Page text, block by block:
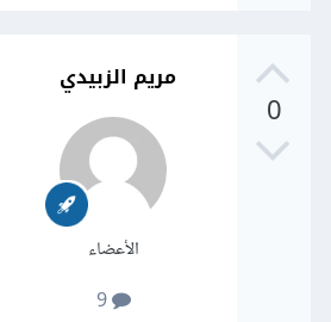
0
مريم الزبيدي
الأعضاء
9